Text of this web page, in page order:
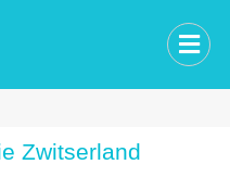
Zwitserland